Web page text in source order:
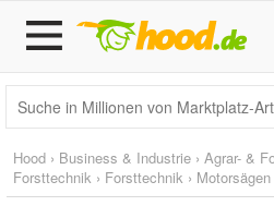
Hood › Business & Industrie › Agrar- &
Forsttechnik › Forsttechnik › Motorsägen